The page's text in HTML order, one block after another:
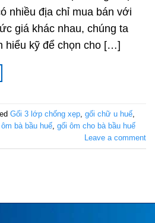
nhiều địa chỉ mua bán với
giá khác nhau, chúng ta
hiểu kỹ để chọn cho […]
Gối 3 lớp chống xẹp gối chữ u huế
bà bầu huế gối ôm cho bà bầu huế
Leave a comment